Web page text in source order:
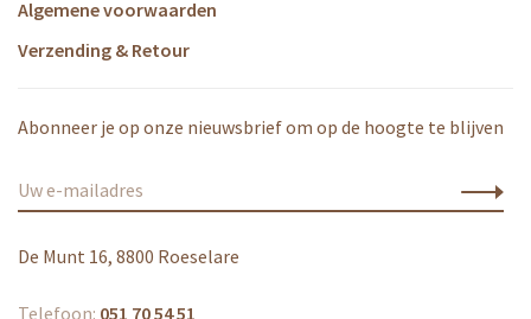
Algemene voorwaarden
Verzending & Retour
Abonneer je op onze nieuwsbrief om op de hoogte te blijven
De Munt 16, 8800 Roeselare
Telefoon: 051 70 54 51